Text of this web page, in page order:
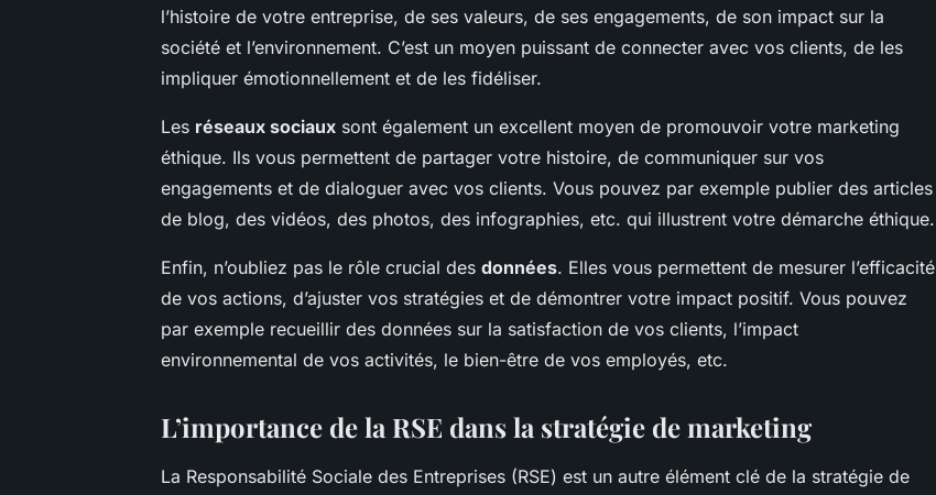
l’histoire de votre entreprise, de ses valeurs, de ses engagements, de son impact sur la
société et l’environnement. C’est un moyen puissant de connecter avec vos clients, de les
impliquer émotionnellement et de les fidéliser.
Les réseaux sociaux sont également un excellent moyen de promouvoir votre marketing
éthique. Ils vous permettent de partager votre histoire, de communiquer sur vos
engagements et de dialoguer avec vos clients. Vous pouvez par exemple publier des articles
de blog, des vidéos, des photos, des infographies, etc. qui illustrent votre démarche éthique.
Enfin, n’oubliez pas le rôle crucial des données. Elles vous permettent de mesurer l’efficacité
de vos actions, d’ajuster vos stratégies et de démontrer votre impact positif. Vous pouvez
par exemple recueillir des données sur la satisfaction de vos clients, l’impact
environnemental de vos activités, le bien-être de vos employés, etc.
L’importance de la RSE dans la stratégie de marketing
La Responsabilité Sociale des Entreprises (RSE) est un autre élément clé de la stratégie de